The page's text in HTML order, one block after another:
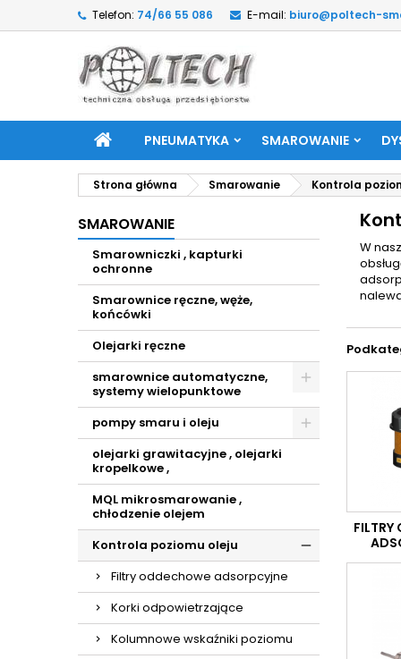
Telefon: 74/66 55 086 E-mail: biuro@poltech-
PNEUMATYKA SMAROWANIE
Strona główna Smarowanie Kontrola
SMAROWANIE
Smarowniczki , kapturki
ochronne
Smarownice ręczne, węże,
końcówki
Olejarki ręczne
smarownice automatyczne,
systemy wielopunktowe
pompy smaru i oleju
olejarki grawitacyjne , olejarki
kropelkowe ,
MQL mikrosmarowanie ,
chłodzenie olejem
Kontrola poziomu oleju
Filtry oddechowe adsorpcyjne
Korki odpowietrzające
Kolumnowe wskaźniki poziomu
W
FILTRY